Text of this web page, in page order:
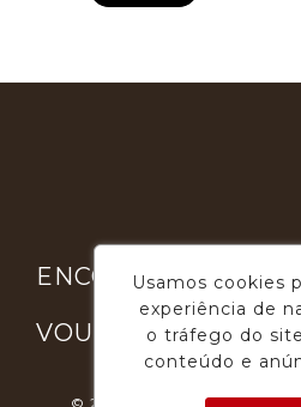
ENCONTRE-NOS
VOUGA GOURMET
© 2026 - Desenvolvimento
Usamos cookies
experiência de
o tráfego do
conteúdo e